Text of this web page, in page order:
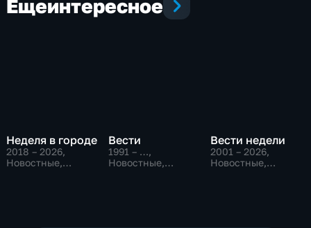
Ещеинтересное
Неделя в городе
2018 – 2026,
Новостные,
Вести
1991 – …,
Новостные,
Вести недели
2001 – 2026,
Новостные,